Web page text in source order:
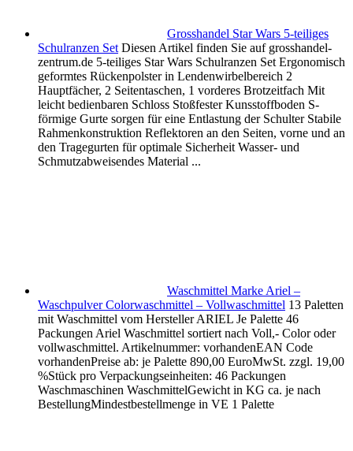
Grosshandel Star Wars 5-teiliges
Schulranzen Set Diesen Artikel finden Sie auf grosshandel-
zentrum.de 5-teiliges Star Wars Schulranzen Set Ergonomisch
geformtes Rückenpolster in Lendenwirbelbereich 2
Hauptfächer, 2 Seitentaschen, 1 vorderes Brotzeitfach Mit
leicht bedienbaren Schloss Stoßfester Kunsstoffboden S-
förmige Gurte sorgen für eine Entlastung der Schulter Stabile
Rahmenkonstruktion Reflektoren an den Seiten, vorne und an
den Tragegurten für optimale Sicherheit Wasser- und
Schmutzabweisendes Material ...
Waschmittel Marke Ariel –
Waschpulver Colorwaschmittel – Vollwaschmittel 13 Paletten
mit Waschmittel vom Hersteller ARIEL Je Palette 46
Packungen Ariel Waschmittel sortiert nach Voll,- Color oder
vollwaschmittel. Artikelnummer: vorhandenEAN Code
vorhandenPreise ab: je Palette 890,00 EuroMwSt. zzgl. 19,00
%Stück pro Verpackungseinheiten: 46 Packungen
Waschmaschinen WaschmittelGewicht in KG ca. je nach
BestellungMindestbestellmenge in VE 1 Palette